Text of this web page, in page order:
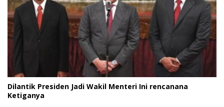
Dilantik Presiden Jadi Wakil Menteri Ini rencanana
Ketiganya